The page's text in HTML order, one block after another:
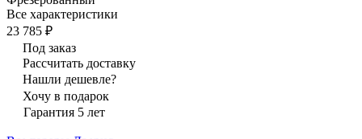
Все характеристики
23 785 ₽
Под заказ
Рассчитать доставку
Нашли дешевле?
Хочу в подарок
Гарантия 5 лет